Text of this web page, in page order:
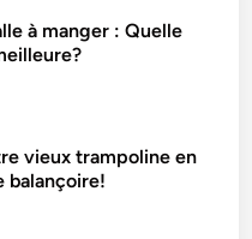
à manger : Quelle
vieux trampoline en
balançoire!